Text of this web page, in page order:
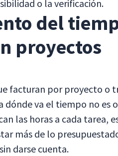
o la verificación.
del
proyectos
facturan por proyecto o
dónde va el tiempo no es
las horas a cada tarea,
más de lo
darse cuenta.